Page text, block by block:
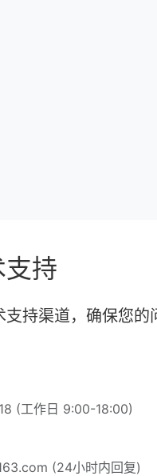
持
支持渠道，确保您的
(工作日 9:00-18:00)
(24小时内回复)